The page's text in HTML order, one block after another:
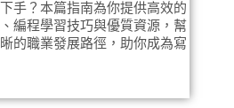
手？本篇指南為你提供高效的
編程學習技巧與優質資源，幫
的職業發展路徑，助你成為寫